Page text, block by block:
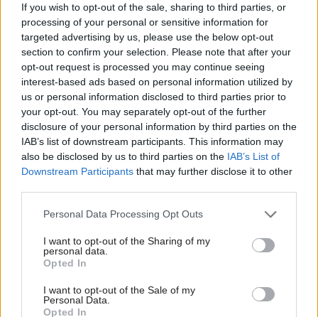
If you wish to opt-out of the sale, sharing to third parties, or
processing of your personal or sensitive information for
targeted advertising by us, please use the below opt-out
section to confirm your selection. Please note that after your
opt-out request is processed you may continue seeing
interest-based ads based on personal information utilized by
us or personal information disclosed to third parties prior to
your opt-out. You may separately opt-out of the further
disclosure of your personal information by third parties on the
IAB’s list of downstream participants. This information may
also be disclosed by us to third parties on the IAB’s List of
Downstream Participants that may further disclose it to other
Please note that this website/app uses one or more Google
not limited to your visit or usage behaviour. You may click to
grant or deny consent to Google and its third-party tags to
use your data for below specified purposes in below Google
consent section.
Personal Data Processing Opt Outs
I want to opt-out of the Sharing of my
personal data.
Opted In
I want to opt-out of the Sale of my
Personal Data.
Opted In
Najnovšie príspevky
Re: Takto sa rieši málo úložného miesta. V tomto byte
Re: Takto sa rieši málo úložného miesta. V tomto byte
stačil jeden prvok | Môjdom.sk
Dizajn je to nádherný, tá brezová preglejka a čisté línie vyzerajú super.
Re: Toto je najväčší mýtus pri ošetrení dreva a môže vás